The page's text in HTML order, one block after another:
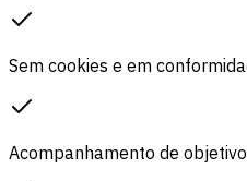
Sem cookies e em
Acompanhamento de